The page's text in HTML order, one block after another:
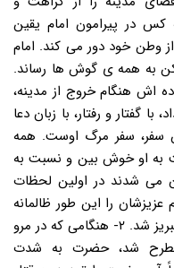
کس در پیرامون امام یقین
وطن خود دور می کند. امام
به همه ی گوش ها رساند.
اش هنگام خروج از مدینه،
گفتار و رفتار، با زبان دعا
سفر، سفر مرگ اوست. همه
به او خوش بین و نسبت به
می شدند در اولین لحظات
را این طور ظالمانه
از آنان جدا می کرد و به قتلگاه می برد لبریز شد. ۲- هنگامی که در مرو
شد، حضرت به شدت